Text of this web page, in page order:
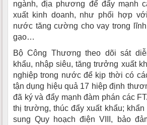
ngành, địa phương để đẩy mạnh
xuất kinh doanh, như phối hợp
nước tăng cường cho vay trong
gạo…
Bộ Công Thương theo dõi sát
khẩu, nhập siêu, tăng trưởng xuất
nghiệp trong nước để kịp thời có
tận dụng hiệu quả 17 hiệp định
đã ký và đẩy mạnh đàm phán các
thị trường, thúc đẩy xuất khẩu;
sung Quy hoạch điện VIII, bảo